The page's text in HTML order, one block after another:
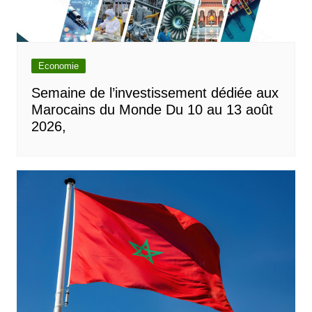
Economie
Semaine de l’investissement dédiée aux
Marocains du Monde Du 10 au 13 août
2026,